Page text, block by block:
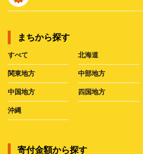
まちから探す
すべて 北海道
関東地方 中部地方
中国地方 四国地方
沖縄
寄付金額から探す